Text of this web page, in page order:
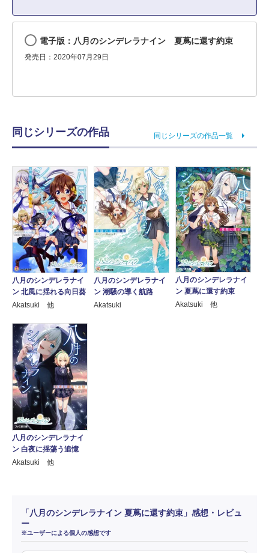
電子版：八月のシンデレラナイン 夏蔦に還す約束
発売日：2020年07月29日
同じシリーズの作品 同じシリーズの作品一覧
八月のシンデレラナイ
ン 北風に揺れる向日葵
Akatsuki 他
八月のシンデレラナイ
ン 潮騒の導く航路
Akatsuki
八月のシンデレラナイ
ン 夏蔦に還す約束
Akatsuki 他
八月のシンデレラナイ
ン 白夜に揺蕩う追憶
Akatsuki 他
「八月のシンデレラナイン 夏蔦に還す約束」感想・レビュ
ー
※ユーザーによる個人の感想です